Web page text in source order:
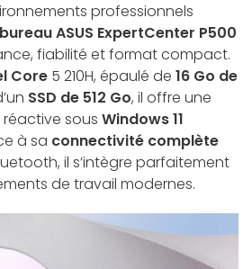
professionnels
ASUS ExpertCenter P500
fiabilité et format compact.
Core 5 210H, épaulé de 16 Go de
SSD de 512 Go, il offre une
sous Windows 11
à sa connectivité complète
il s’intègre parfaitement
de travail modernes.